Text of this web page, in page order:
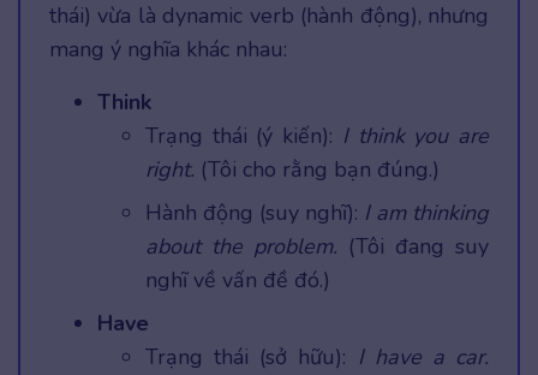
thái) vừa là dynamic verb (hành động), nhưng
mang ý nghĩa khác nhau:
Think
Trạng thái (ý kiến): I think you are
right. (Tôi cho rằng bạn đúng.)
Hành động (suy nghĩ): I am thinking
about the problem. (Tôi đang suy
nghĩ về vấn đề đó.)
Have
Trạng thái (sở hữu): I have a car.